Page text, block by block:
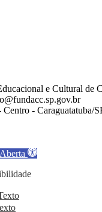
e Cultural de
- Caraguatatuba/